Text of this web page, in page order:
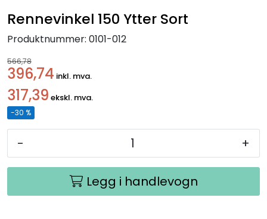
Rennevinkel 150 Ytter Sort
Produktnummer: 0101-012
566,78
396,74 inkl. mva.
317,39 ekskl. mva.
-30 %
- +
Legg i handlevogn
Handle her!
Kunngjøringer!